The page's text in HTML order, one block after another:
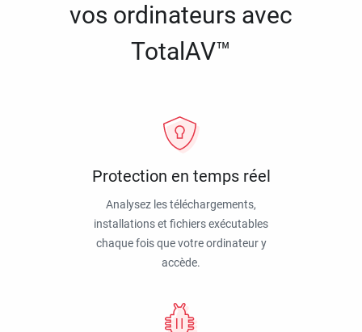
vos ordinateurs avec
TotalAV™
Protection en temps réel
Analysez les téléchargements,
installations et fichiers exécutables
chaque fois que votre ordinateur y
accède.